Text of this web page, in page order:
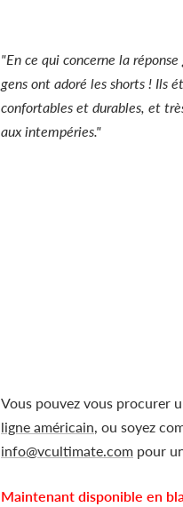
"En ce qui concerne la
gens ont adoré les shorts ! Ils
confortables et durables, et
aux intempéries."
Vous pouvez vous procurer
ligne américain, ou soyez
info@vcultimate.com pour
Maintenant disponible en